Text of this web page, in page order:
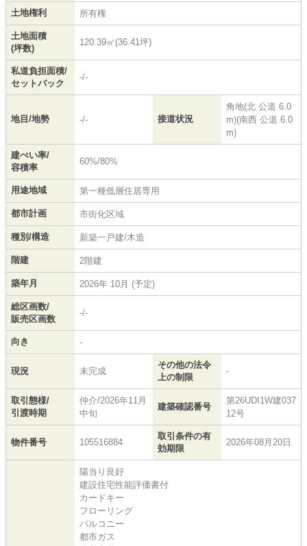
土地権利 所有権
土地面積
(坪数)
120.39㎡(36.41坪)
私道負担面積/
セットバック
-/-
地目/地勢 -/- 接道状況
角地(北 公道 6.0
m)(南西 公道 6.0
m)
建ぺい率/
容積率
60%/80%
用途地域 第一種低層住居専用
都市計画 市街化区域
種別/構造 新築一戸建/木造
階建 2階建
築年月 2026年 10月 (予定)
総区画数/
販売区画数
-/-
向き -
現況 未完成
その他の法令
上の制限
-
取引態様/
引渡時期
仲介/2026年11月
中旬
建築確認番号
第26UDI1W建037
12号
物件番号 105516884
取引条件の有
効期限
2026年08月20日
陽当り良好
建設住宅性能評価書付
カードキー
フローリング
バルコニー
都市ガス